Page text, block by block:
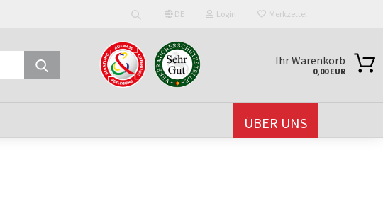
Suche...
DE
Sprache auswählen
Login
Passwort
Merkzettel
Ihr Warenkorb
0,00 EUR
ÜBER UNS